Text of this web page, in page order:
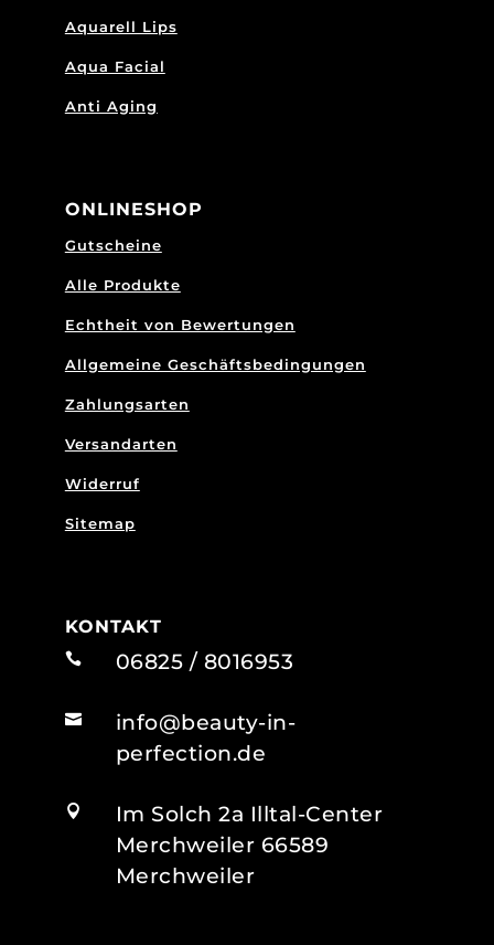
Aquarell Lips
Aqua Facial
Anti Aging
ONLINESHOP
Gutscheine
Alle Produkte
Echtheit von Bewertungen
Allgemeine Geschäftsbedingungen
Zahlungsarten
Versandarten
Widerruf
Sitemap
KONTAKT
 06825 / 8016953

info@beauty-in-
perfection.de

Im Solch 2a Illtal-Center
Merchweiler 66589
Merchweiler